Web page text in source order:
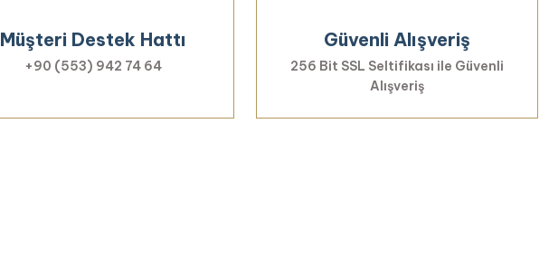
Müşteri Destek Hattı
+90 (553) 942 74 64
Güvenli Alışveriş
256 Bit SSL Seltifikası ile Güvenli
Alışveriş